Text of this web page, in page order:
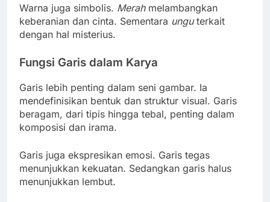
Warna juga simbolis. Merahmelambangkan
keberanian dan cinta. Sementara unguterkait
dengan hal misterius.
Fungsi Garis dalam Karya
Garis lebih penting dalam seni gambar. Ia
mendefinisikan bentuk dan struktur visual. Garis
beragam, dari tipis hingga tebal, penting dalam
komposisi dan irama.
Garis juga ekspresikan emosi. Garis tegas
menunjukkan kekuatan. Sedangkan garis halus
menunjukkan lembut.